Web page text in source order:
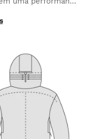
do vento e liberta a
camada interior
térmico graças
que ajuda a